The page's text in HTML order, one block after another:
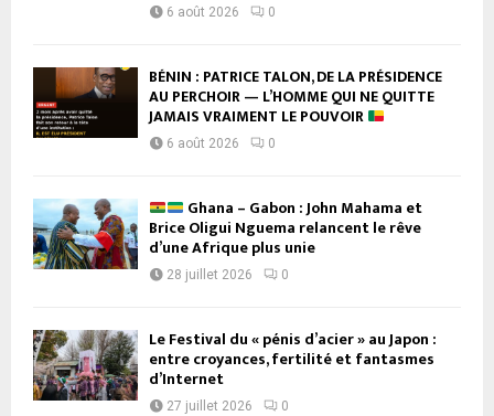
6 août 2026 0
BÉNIN : PATRICE TALON, DE LA PRÉSIDENCE
AU PERCHOIR — L’HOMME QUI NE QUITTE
JAMAIS VRAIMENT LE POUVOIR
6 août 2026 0
Ghana – Gabon : John Mahama et
Brice Oligui Nguema relancent le rêve
d’une Afrique plus unie
28 juillet 2026 0
Le Festival du « pénis d’acier » au Japon :
entre croyances, fertilité et fantasmes
d’Internet
27 juillet 2026 0